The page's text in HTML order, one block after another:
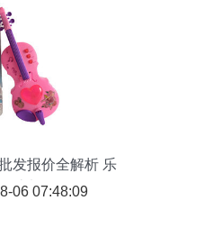
发报价全解析 乐
惠渠道
06 07:48:09